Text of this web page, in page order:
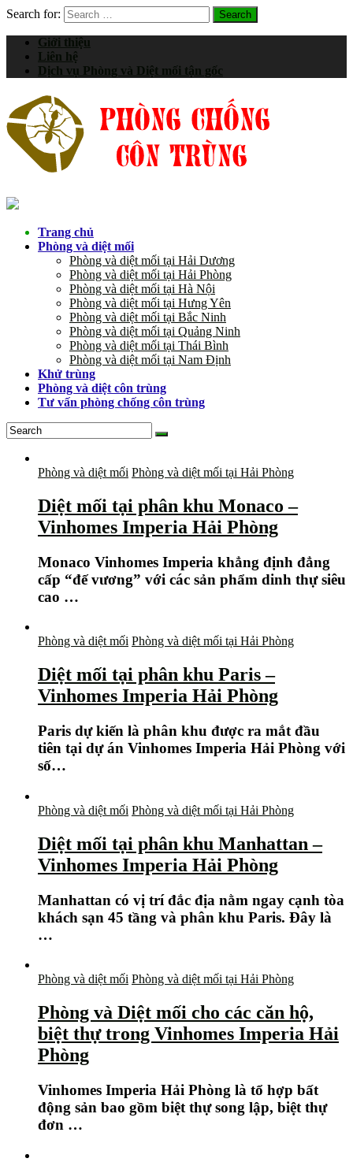
Search for:
Giới thiệu
Liên hệ
Dịch vụ Phòng và Diệt mối tận gốc
Trang chủ
Phòng và diệt mối
Phòng và diệt mối tại Hải Dương
Phòng và diệt mối tại Hải Phòng
Phòng và diệt mối tại Hà Nội
Phòng và diệt mối tại Hưng Yên
Phòng và diệt mối tại Bắc Ninh
Phòng và diệt mối tại Quảng Ninh
Phòng và diệt mối tại Thái Bình
Phòng và diệt mối tại Nam Định
Khử trùng
Phòng và diệt côn trùng
Tư vấn phòng chống côn trùng
Phòng và diệt mối Phòng và diệt mối tại Hải Phòng
Diệt mối tại phân khu Monaco –
Vinhomes Imperia Hải Phòng
Monaco Vinhomes Imperia khẳng định đẳng
cấp “đế vương” với các sản phẩm dinh thự siêu
cao …
Phòng và diệt mối Phòng và diệt mối tại Hải Phòng
Diệt mối tại phân khu Paris –
Vinhomes Imperia Hải Phòng
Paris dự kiến là phân khu được ra mắt đầu
tiên tại dự án Vinhomes Imperia Hải Phòng với
số…
Phòng và diệt mối Phòng và diệt mối tại Hải Phòng
Diệt mối tại phân khu Manhattan –
Vinhomes Imperia Hải Phòng
Manhattan có vị trí đắc địa nằm ngay cạnh tòa
khách sạn 45 tầng và phân khu Paris. Đây là
…
Phòng và diệt mối Phòng và diệt mối tại Hải Phòng
Phòng và Diệt mối cho các căn hộ,
biệt thự trong Vinhomes Imperia Hải
Phòng
Vinhomes Imperia Hải Phòng là tổ hợp bất
động sản bao gồm biệt thự song lập, biệt thự
đơn …